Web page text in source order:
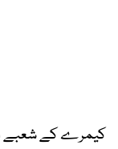
کیمرے کے شعبے